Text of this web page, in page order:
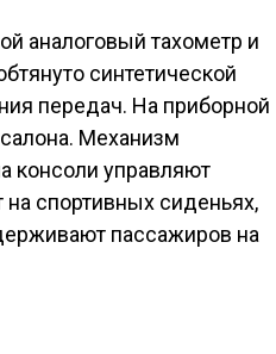
аналоговый тахометр и
синтетической
передач. На приборной
Механизм
консоли управляют
спортивных сиденьях,
пассажиров на